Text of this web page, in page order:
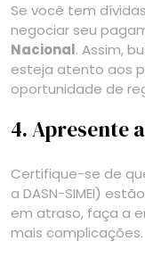
Se você tem
negociar seu
Nacional. Assim,
esteja atento aos
oportunidade de
4. Apresente
Certifique-se de
a DASN-SIMEI)
em atraso, faça a
mais complicações.